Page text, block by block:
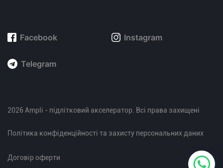
Facebook Instagram
Telegram
2026 Ampli - підлітковий акселератор. Всі права захищені
Політика конфіденційності та захисту персональних даних
Договір оферти